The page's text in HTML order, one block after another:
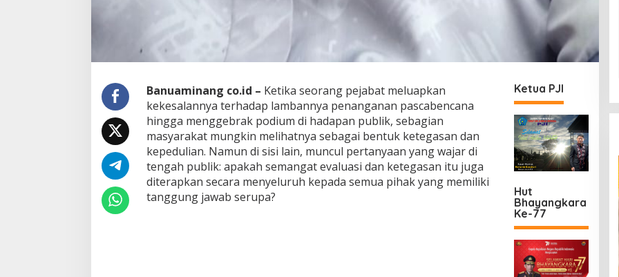
Banuaminang co.id – Ketika seorang pejabat meluapkan
kekesalannya terhadap lambannya penanganan pascabencana
hingga menggebrak podium di hadapan publik, sebagian
masyarakat mungkin melihatnya sebagai bentuk ketegasan dan
kepedulian. Namun di sisi lain, muncul pertanyaan yang wajar di
tengah publik: apakah semangat evaluasi dan ketegasan itu juga
diterapkan secara menyeluruh kepada semua pihak yang memiliki
tanggung jawab serupa?
Ketua PJI
Hut
Bhayangkara
Ke-77